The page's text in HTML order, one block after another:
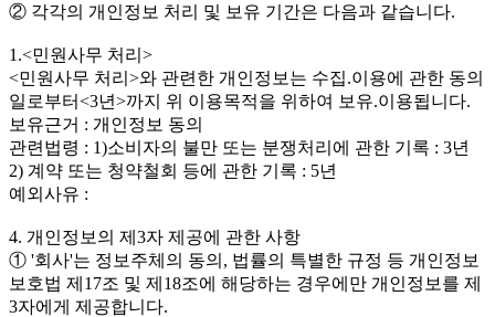
② 각각의 개인정보 처리 및 보유 기간은 다음과 같습니다.
1.<민원사무 처리>
<민원사무 처리>와 관련한 개인정보는 수집.이용에 관한 동의
일로부터<3년>까지 위 이용목적을 위하여 보유.이용됩니다.
보유근거 : 개인정보 동의
관련법령 : 1)소비자의 불만 또는 분쟁처리에 관한 기록 : 3년
2) 계약 또는 청약철회 등에 관한 기록 : 5년
예외사유 :
4. 개인정보의 제3자 제공에 관한 사항
① '회사'는 정보주체의 동의, 법률의 특별한 규정 등 개인정보
보호법 제17조 및 제18조에 해당하는 경우에만 개인정보를 제
3자에게 제공합니다.